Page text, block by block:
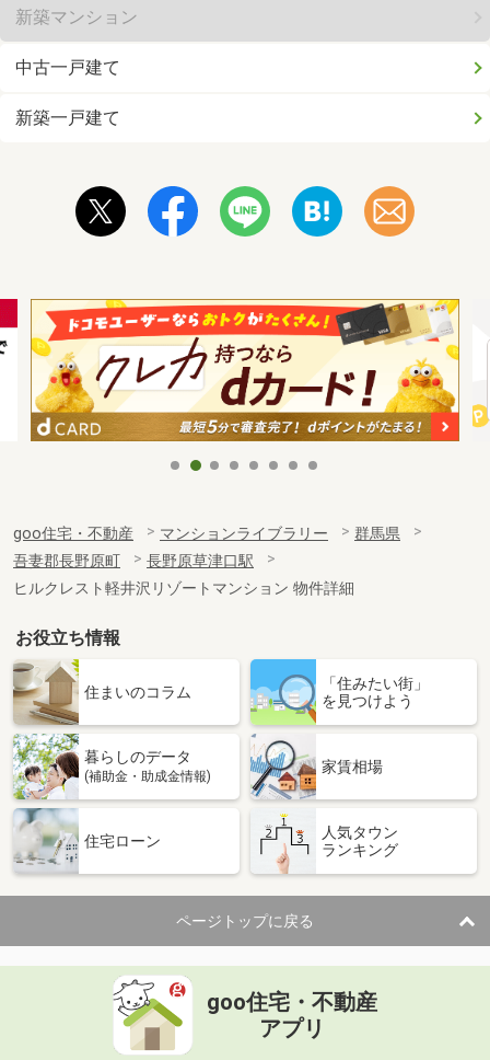
新築マンション
中古一戸建て
新築一戸建て
goo住宅・不動産 マンションライブラリー
群馬県
吾妻郡長野原町
長野原草津口駅
ヒルクレスト軽井沢リゾートマンション 物件詳細
お役立ち情報
住まいのコラム
「住みたい街」
を見つけよう
暮らしのデータ
(補助金・助成金情報)
家賃相場
住宅ローン
人気タウン
ランキング
ページトップに戻る
goo住宅・不動産
アプリ